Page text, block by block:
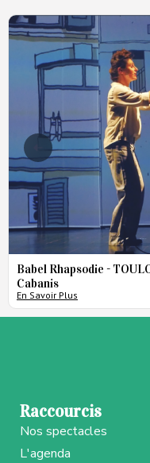
Babel Rhapsodie -
Cabanis
En Savoir Plus
Raccourcis
Nos spectacles
L'agenda